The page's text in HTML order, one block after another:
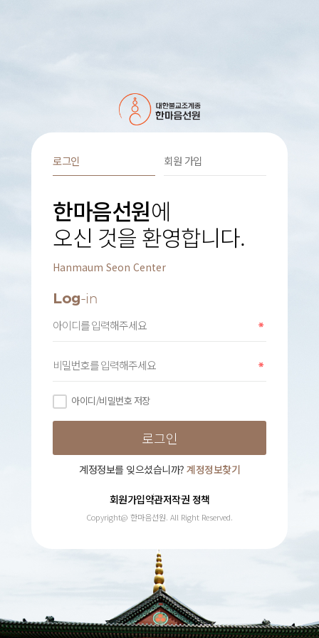
로그인 회원 가입
한마음선원에
오신 것을 환영합니다.
Hanmaum Seon Center
Log-in
아이디/비밀번호 저장
계정정보를 잊으셨습니까? 계정정보찾기
회원가입약관저작권 정책
Copyright@ 한마음선원. All Right Reserved.